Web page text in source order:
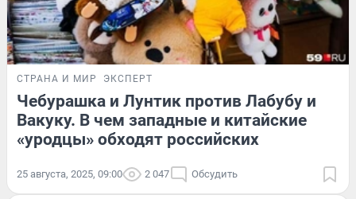
СТРАНА И МИР ЭКСПЕРТ
Чебурашка и Лунтик против Лабубу и
Вакуку. В чем западные и китайские
«уродцы» обходят российских
25 августа, 2025, 09:00 2 047 Обсудить